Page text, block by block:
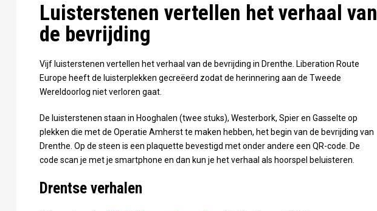
Luisterstenen vertellen het verhaal van
de bevrijding
Vijf luisterstenen vertellen het verhaal van de bevrijding in Drenthe. Liberation Route
Europe heeft de luisterplekken gecreëerd zodat de herinnering aan de Tweede
Wereldoorlog niet verloren gaat.
De luisterstenen staan in Hooghalen (twee stuks), Westerbork, Spier en Gasselte op
plekken die met de Operatie Amherst te maken hebben, het begin van de bevrijding van
Drenthe. Op de steen is een plaquette bevestigd met onder andere een QR-code. De
code scan je met je smartphone en dan kun je het verhaal als hoorspel beluisteren.
Drentse verhalen